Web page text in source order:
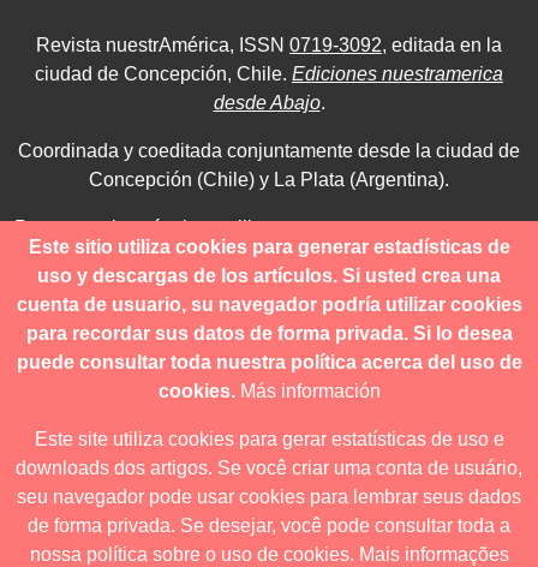
Revista nuestrAmérica, ISSN 0719-3092, editada en la
ciudad de Concepción, Chile. Ediciones nuestramerica
desde Abajo.
Coordinada y coeditada conjuntamente desde la ciudad de
Concepción (Chile) y La Plata (Argentina).
Para consultas técnicas utilice
contacto@revistanuestramerica.cl
Toda comunicación respecto a los envíos se deben realizar
a través del OJS.
Revista nuestrAmérica publica exclusivamente bajo una
licencia internacional
Creative Commons Atribución-
NoComercial-CompartirIgual 4.0 .
Este sitio utiliza cookies para generar estadísticas de
uso y descargas de los artículos. Si usted crea una
cuenta de usuario, su navegador podría utilizar cookies
para recordar sus datos de forma privada. Si lo desea
puede consultar toda nuestra política acerca del uso de
cookies. Más información
Este site utiliza cookies para gerar estatísticas de uso e
downloads dos artigos. Se você criar uma conta de usuário,
seu navegador pode usar cookies para lembrar seus dados
de forma privada. Se desejar, você pode consultar toda a
nossa política sobre o uso de cookies. Mais informações